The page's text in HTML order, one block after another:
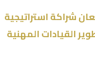
شراكة استراتيجية
القيادات المهنية